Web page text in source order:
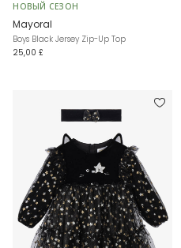
НОВЫЙ СЕЗОН
Mayoral
Boys Black Jersey Zip-Up Top
25,00 £